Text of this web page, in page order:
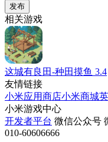
发布
相关游戏
这城有良田-种田摸鱼 3.4
友情链接
小米应用商店小米商城
小米游戏中心
开发者平台 微信公众号
010-60606666